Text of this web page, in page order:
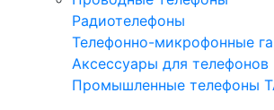
Радиотелефоны
Телефонно-микрофонные
Аксессуары для телефонов
Промышленные телефоны